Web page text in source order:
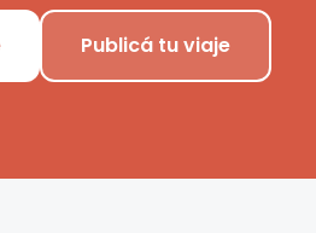
Publicá tu viaje